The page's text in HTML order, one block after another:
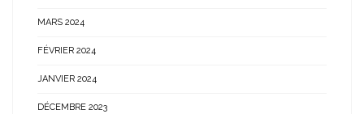
MARS 2024
FÉVRIER 2024
JANVIER 2024
DÉCEMBRE 2023